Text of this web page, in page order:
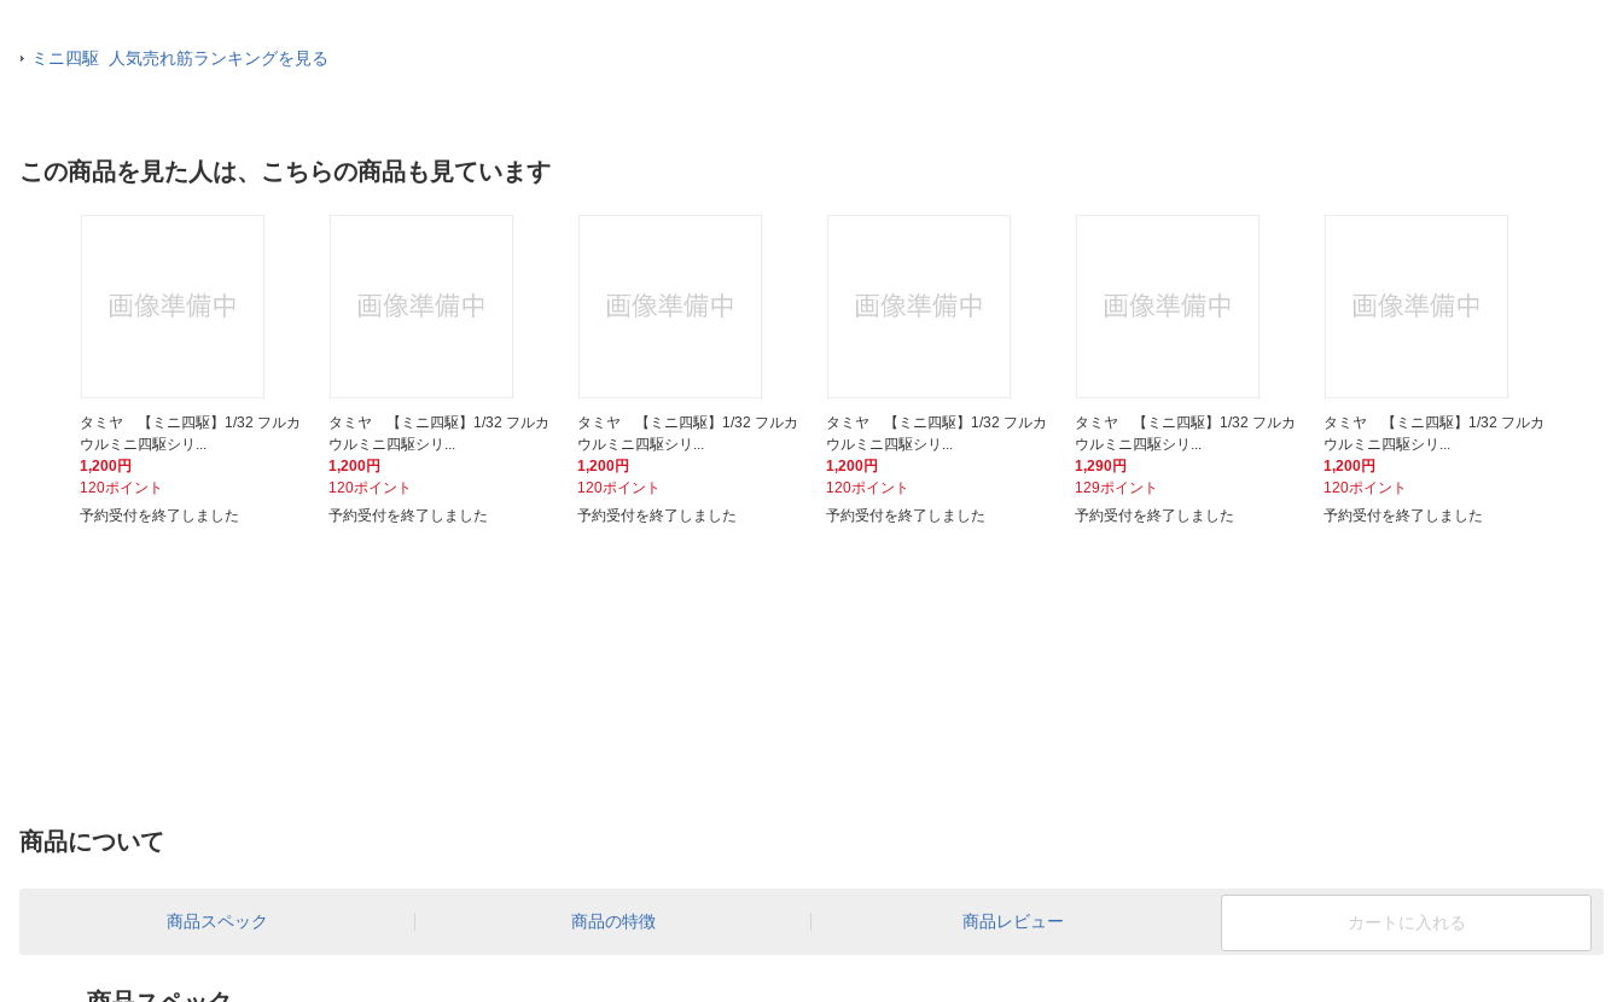
ミニ四駆 人気売れ筋ランキングを見る
この商品を見た人は、こちらの商品も見ています
タミヤ 【ミニ四駆】1/32 フルカ
ウルミニ四駆シリ...
1,200円
120ポイント
予約受付を終了しました
タミヤ 【ミニ四駆】1/32 フルカ
ウルミニ四駆シリ...
1,200円
120ポイント
予約受付を終了しました
タミヤ 【ミニ四駆】1/32 フルカ
ウルミニ四駆シリ...
1,200円
120ポイント
予約受付を終了しました
タミヤ 【ミニ四駆】1/32 フルカ
ウルミニ四駆シリ...
1,200円
120ポイント
予約受付を終了しました
タミヤ 【ミニ四駆】1/32 フルカ
ウルミニ四駆シリ...
1,290円
129ポイント
予約受付を終了しました
タミヤ 【ミニ四駆】1/32 フルカ
ウルミニ四駆シリ...
1,200円
120ポイント
予約受付を終了しました
商品について
カートに入れる
商品スペック 商品の特徴 商品レビュー